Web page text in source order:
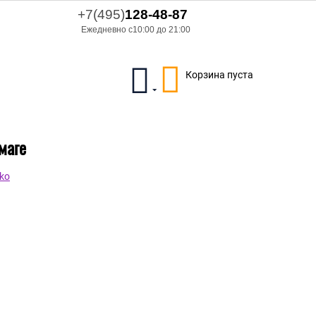
+7(495)128-48-87
Ежедневно с10:00 до 21:00
Корзина пуста